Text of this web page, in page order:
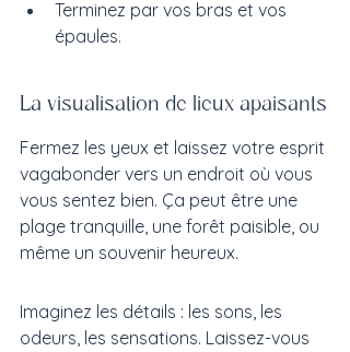
Terminez par vos bras et vos
épaules.
La visualisation de lieux apaisants
Fermez les yeux et laissez votre esprit
vagabonder vers un endroit où vous
vous sentez bien. Ça peut être une
plage tranquille, une forêt paisible, ou
même un souvenir heureux.
Imaginez les détails : les sons, les
odeurs, les sensations. Laissez-vous